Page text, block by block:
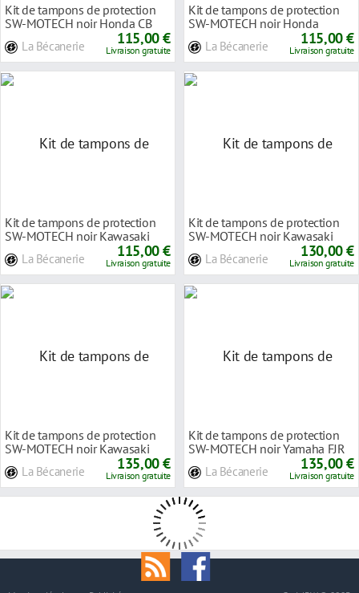
Kit de tampons de protection
SW-MOTECH noir Honda CB
La Bécanerie 115,00 €
Livraison gratuite
Kit de tampons de protection
SW-MOTECH noir Honda
La Bécanerie 115,00 €
Livraison gratuite
Kit de tampons de protection
SW-MOTECH noir Kawasaki
La Bécanerie 115,00 €
Livraison gratuite
Kit de tampons de protection
SW-MOTECH noir Kawasaki
La Bécanerie 130,00 €
Livraison gratuite
Kit de tampons de protection
SW-MOTECH noir Kawasaki
La Bécanerie 135,00 €
Livraison gratuite
Kit de tampons de protection
SW-MOTECH noir Yamaha FJR
La Bécanerie 135,00 €
Livraison gratuite